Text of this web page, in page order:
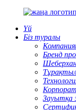
Үй
Біз туралы
Бренд
Зауытқа